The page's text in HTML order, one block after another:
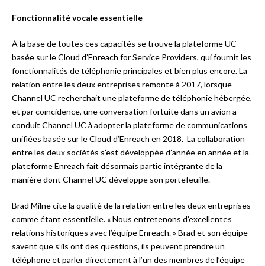
Fonctionnalité vocale essentielle
À la base de toutes ces capacités se trouve la plateforme UC
basée sur le Cloud d’Enreach for Service Providers, qui fournit les
fonctionnalités de téléphonie principales et bien plus encore. La
relation entre les deux entreprises remonte à 2017, lorsque
Channel UC recherchait une plateforme de téléphonie hébergée,
et par coïncidence, une conversation fortuite dans un avion a
conduit Channel UC à adopter la plateforme de communications
unifiées basée sur le Cloud d’Enreach en 2018. La collaboration
entre les deux sociétés s’est développée d’année en année et la
plateforme Enreach fait désormais partie intégrante de la
manière dont Channel UC développe son portefeuille.
Brad Milne cite la qualité de la relation entre les deux entreprises
comme étant essentielle. « Nous entretenons d’excellentes
relations historiques avec l’équipe Enreach. » Brad et son équipe
savent que s’ils ont des questions, ils peuvent prendre un
téléphone et parler directement à l’un des membres de l’équipe